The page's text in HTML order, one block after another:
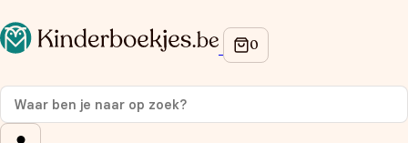
Op de hoogte blijven van onze acties?
Meld je aan voor onze nieuwsbrief en ontvang
korting